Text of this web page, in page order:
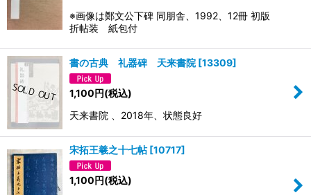
※画像は鄭文公下碑 同朋舎、1992、12冊 初版
折帖装 紙包付
書の古典 礼器碑 天来書院 [13309]
1,100円(税込)
天来書院 、2018年、状態良好
宋拓王羲之十七帖 [10717]
1,100円(税込)